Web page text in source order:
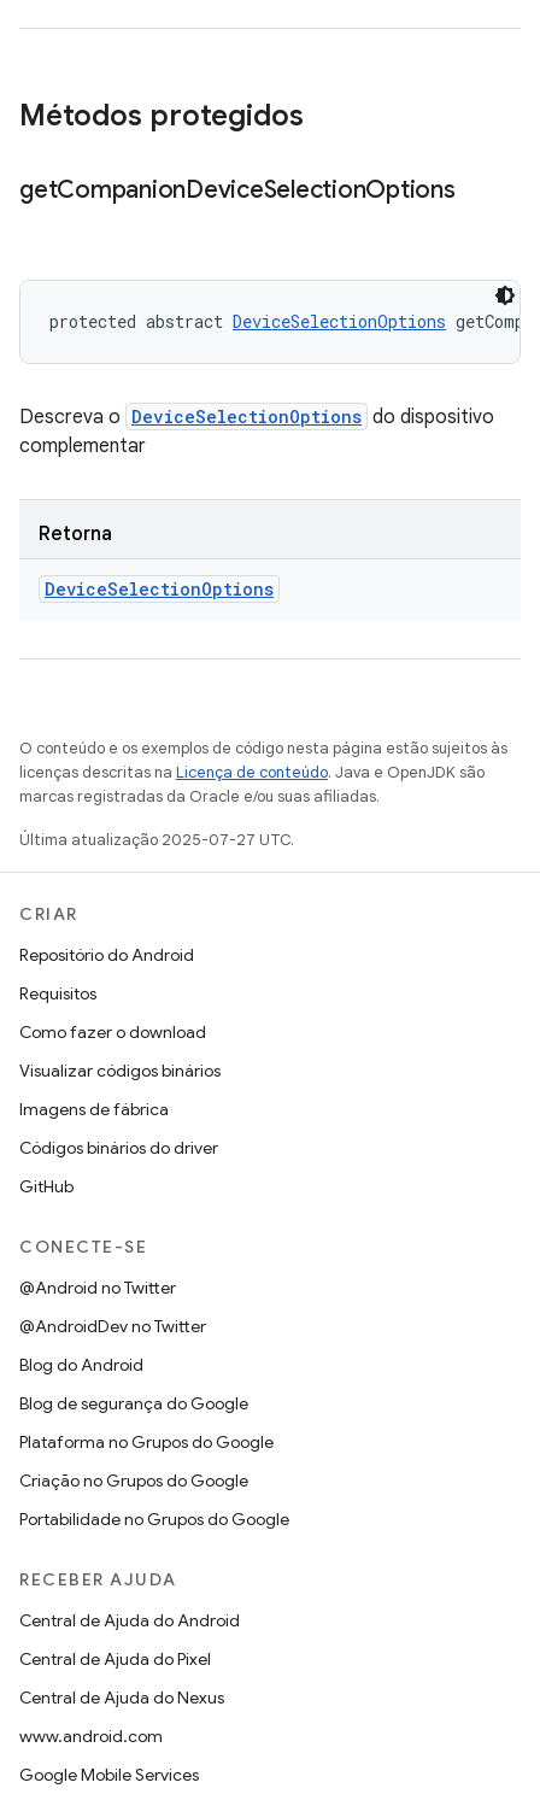
Métodos protegidos
getCompanionDeviceSelectionOptions
protected abstract DeviceSelectionOptions
Descreva o DeviceSelectionOptions do dispositivo
complementar
Retorna
DeviceSelectionOptions
O conteúdo e os exemplos de código nesta página estão sujeitos às
licenças descritas na Licença de conteúdo. Java e OpenJDK são
marcas registradas da Oracle e/ou suas afiliadas.
Última atualização 2025-07-27 UTC.
CRIAR
Repositório do Android
Requisitos
Como fazer o download
Visualizar códigos binários
Imagens de fábrica
Códigos binários do driver
GitHub
CONECTE-SE
@Android no Twitter
@AndroidDev no Twitter
Blog do Android
Blog de segurança do Google
Plataforma no Grupos do Google
Criação no Grupos do Google
Portabilidade no Grupos do Google
RECEBER AJUDA
Central de Ajuda do Android
Central de Ajuda do Pixel
Central de Ajuda do Nexus
www.android.com
Google Mobile Services